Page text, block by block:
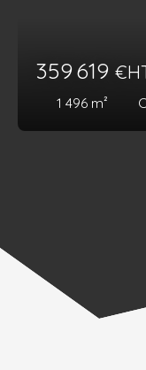
359 619
1 496 m²